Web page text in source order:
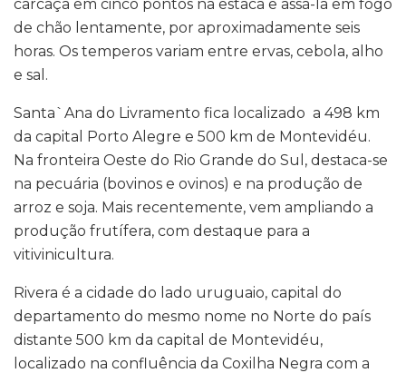
carcaça em cinco pontos na estaca e assá-la em fogo
de chão lentamente, por aproximadamente seis
horas. Os temperos variam entre ervas, cebola, alho
e sal.
Santa`Ana do Livramento fica localizado a 498 km
da capital Porto Alegre e 500 km de Montevidéu.
Na fronteira Oeste do Rio Grande do Sul, destaca-se
na pecuária (bovinos e ovinos) e na produção de
arroz e soja. Mais recentemente, vem ampliando a
produção frutífera, com destaque para a
vitivinicultura.
Rivera é a cidade do lado uruguaio, capital do
departamento do mesmo nome no Norte do país
distante 500 km da capital de Montevidéu,
localizado na confluência da Coxilha Negra com a